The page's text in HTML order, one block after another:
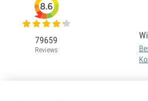
8.6
79659
Reviews